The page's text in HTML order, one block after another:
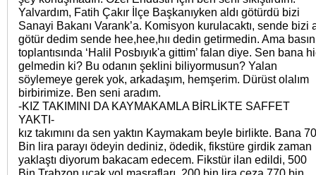
Yalvardım, Fatih Çakır İlçe Başkanıyken aldı götürdü bizi
Sanayi Bakanı Varank’a. Komisyon kurulacaktı, sende bizi
götür dedim sende hee,hee,hıı dedin getirmedin. Ama basın
toplantısında ‘Halil Posbıyık'a gittim’ falan diye. Sen bana
gelmedin ki? Bu odanın şeklini biliyormusun? Yalan
söylemeye gerek yok, arkadaşım, hemşerim. Dürüst olalım
birbirimize. Ben seni aradım.
-KIZ TAKIMINI DA KAYMAKAMLA BİRLİKTE SAFFET
YAKTI-
kız takımını da sen yaktın Kaymakam beyle birlikte. Bana 70
Bin lira parayı ödeyin dediniz, ödedik, fikstüre girdik zaman
yaklaştı diyorum bakacam edecem. Fikstür ilan edildi, 500